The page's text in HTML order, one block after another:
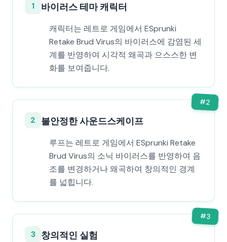
1 바이러스 테마 캐릭터
캐릭터는 레트로 게임에서 ESprunki
Retake Brud Virus의 바이러스에 감염된 세
계를 반영하여 시각적 왜곡과 으스스한 변
화를 보여줍니다.
#2
2 불안정한 사운드스케이프
루프는 레트로 게임에서 ESprunki Retake
Brud Virus의 소닉 바이러스를 반영하여 음
조를 변경하거나 왜곡하여 창의적인 경계
를 넓힙니다.
#3
3 창의적인 실험